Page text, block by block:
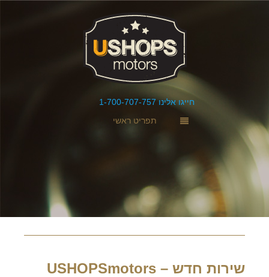
חייגו אלינו 1-700-707-757
תפריט ראשי
שירות חדש – USHOPSmotors